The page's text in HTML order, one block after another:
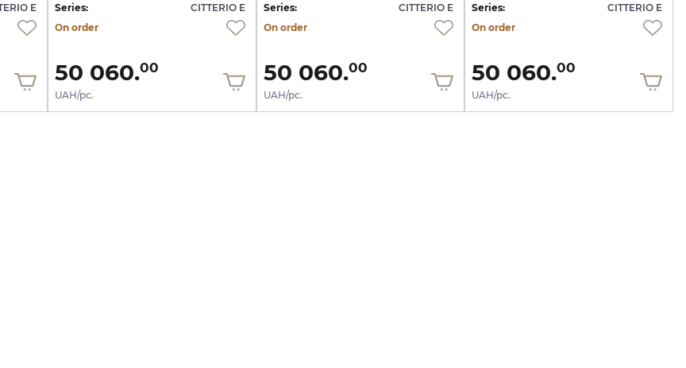
E
Series:
CITTERIO E
On order
50 060.00
UAH/pc.
Series:
CITTERIO E
On order
50 060.00
UAH/pc.
Series:
CITTERIO E
On order
50 060.00
UAH/pc.